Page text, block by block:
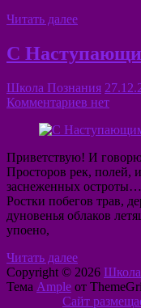
Читать далее
С
Школа Познания
Комментариев нет
Приветствую! И
Просторов рек, полей,
заснеженных
Ростки побегов трав,
дуновенья облаков
упоено,
Читать далее
Copyright © 2026
Тема Ample от
Сайт